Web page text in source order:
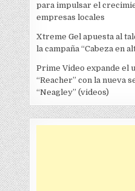
para impulsar el
empresas locales
Xtreme Gel apuesta al
la campaña “Cabeza en
Prime Video expande el
“Reacher” con la nueva
“Neagley” (videos)